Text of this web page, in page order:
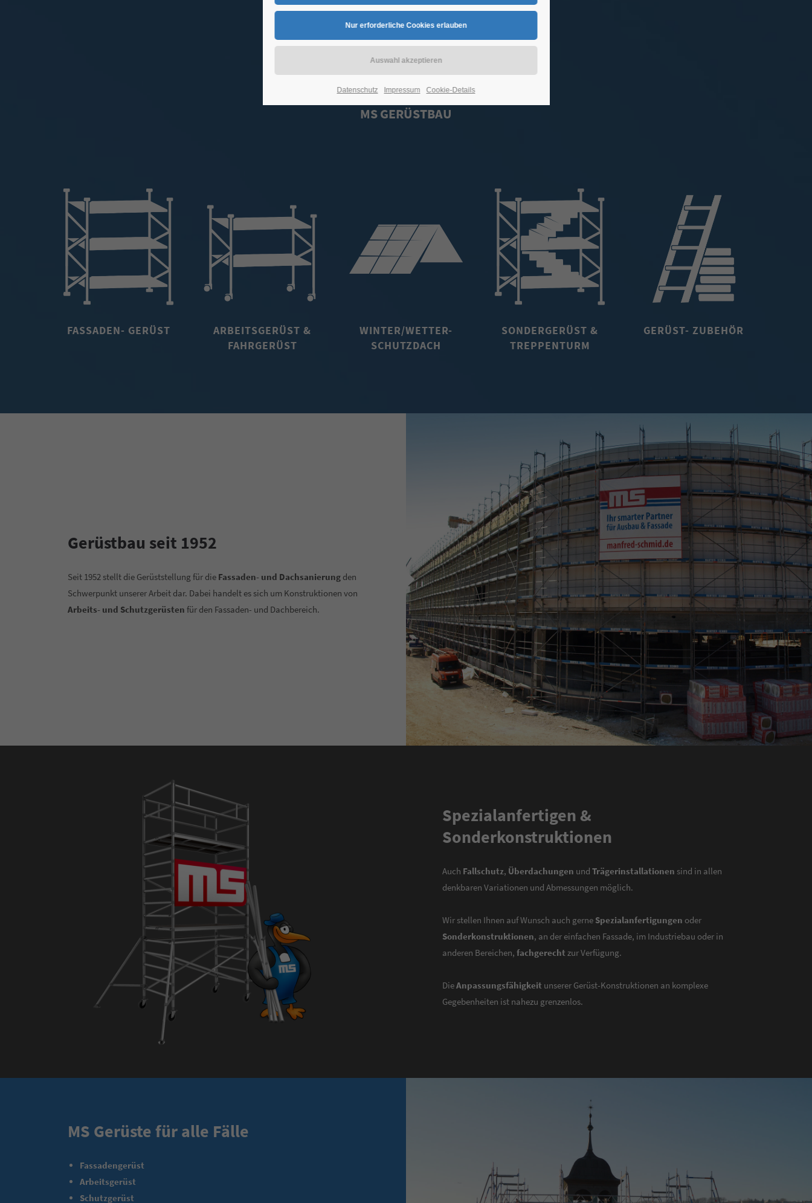
Perfekt GERÜSTet
MS GERÜSTBAU
FASSADEN- GERÜST
ARBEITSGERÜST &
FAHRGERÜST
WINTER/WETTER-
SCHUTZDACH
SONDERGERÜST &
TREPPENTURM
GERÜST- ZUBEHÖR
Gerüstbau seit 1952
Seit 1952 stellt die Gerüststellung für die Fassaden- und Dachsanierung den
Schwerpunkt unserer Arbeit dar. Dabei handelt es sich um Konstruktionen von
Arbeits- und Schutzgerüsten für den Fassaden- und Dachbereich.
Spezialanfertigen &
Sonderkonstruktionen
Auch Fallschutz, Überdachungen und Trägerinstallationen sind in allen
denkbaren Variationen und Abmessungen möglich.
Wir stellen Ihnen auf Wunsch auch gerne Spezialanfertigungen oder
Sonderkonstruktionen, an der einfachen Fassade, im Industriebau oder in
anderen Bereichen, fachgerecht zur Verfügung.
DieAnpassungsfähigkeit unserer Gerüst-Konstruktionen an komplexe
Gegebenheiten ist nahezu grenzenlos.
MS Gerüste für alle Fälle
Fassadengerüst
Arbeitsgerüst
Schutzgerüst
Datenschutz Impressum Cookie-Details